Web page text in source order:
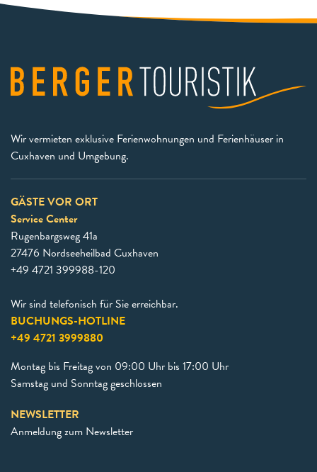
Wir vermieten exklusive Ferienwohnungen und Ferienhäuser in
Cuxhaven und Umgebung.
GÄSTE VOR ORT
Service Center
Rugenbargsweg 41a
27476 Nordseeheilbad Cuxhaven
+49 4721 399988-120
Wir sind telefonisch für Sie erreichbar.
BUCHUNGS-HOTLINE
+49 4721 3999880
Montag bis Freitag von 09:00 Uhr bis 17:00 Uhr
Samstag und Sonntag geschlossen
NEWSLETTER
Anmeldung zum Newsletter